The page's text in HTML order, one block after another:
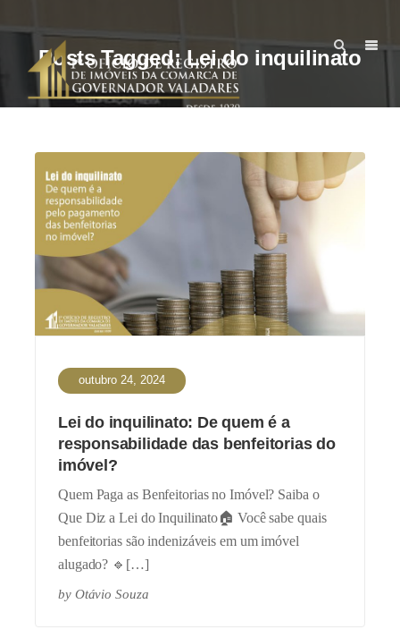
Posts Tagged: Lei do inquilinato
outubro 24, 2024
Lei do inquilinato: De quem é a
responsabilidade das benfeitorias do
imóvel?
Quem Paga as Benfeitorias no Imóvel? Saiba o
Que Diz a Lei do Inquilinato🏠 Você sabe quais
benfeitorias são indenizáveis em um imóvel
alugado? 🔹[…]
by Otávio Souza